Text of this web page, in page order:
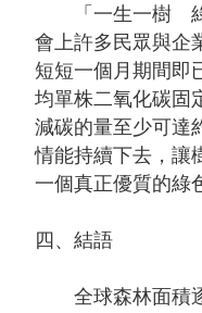
「一生一樹 綠
會上許多民眾與企
短短一個月期間即
均單株二氧化碳固
減碳的量至少可達
情能持續下去，讓
一個真正優質的綠
四、結語
全球森林面積逐